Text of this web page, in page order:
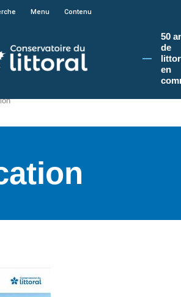
sur le site du Conservatoire du littoral, vous
Menu Contenu
50
de
en